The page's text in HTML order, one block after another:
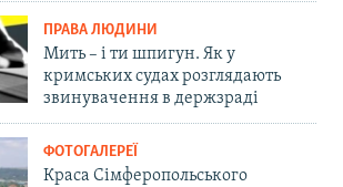
ПРАВА ЛЮДИНИ
Мить – і ти шпигун. Як у
кримських судах розглядають
звинувачення в держзраді
ФОТОГАЛЕРЕЇ
Краса Сімферопольського